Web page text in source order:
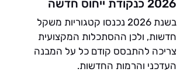
2026 כנקודת ייחוס חדשה
בשנת 2026 נכנסו קטגוריות משקל
חדשות, ולכן ההסתכלות המקצועית
צריכה להתבסס קודם כל על המבנה
העדכני והרמות החדשות.